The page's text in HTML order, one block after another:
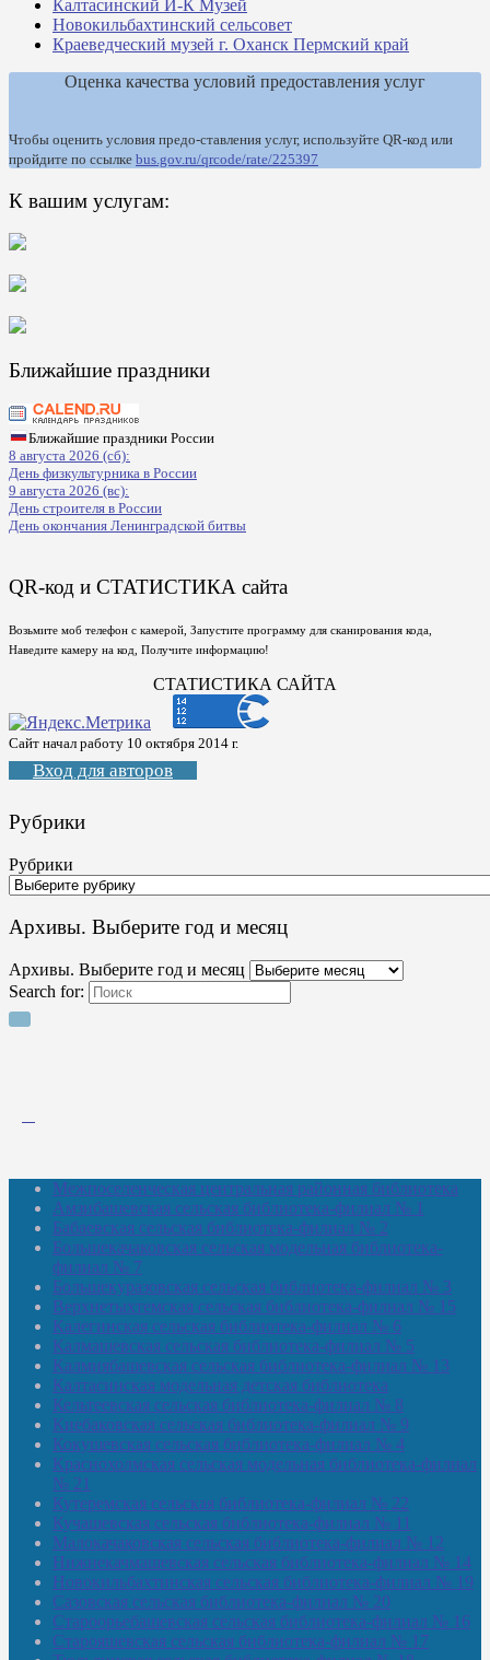
Калтасинский И-К Музей
Новокильбахтинский сельсовет
Краеведческий музей г. Оханск Пермский край
Оценка качества условий предоставления услуг
Чтобы оценить условия предо-ставления услуг, используйте QR-код или
пройдите по ссылке bus.gov.ru/qrcode/rate/225397
К вашим услугам:
Ближайшие праздники
Ближайшие праздники России
8 августа 2026 (сб):
День физкультурника в России
9 августа 2026 (вс):
День строителя в России
День окончания Ленинградской битвы
QR-код и СТАТИСТИКА сайта
Возьмите моб телефон с камерой, Запустите программу для сканирования кода,
Наведите камеру на код, Получите информацию!
СТАТИСТИКА САЙТА
Сайт начал работу 10 октября 2014 г.
Вход для авторов
Рубрики
Рубрики
Архивы. Выберите год и месяц
Архивы. Выберите год и месяц
Search for:
Межпоселенческая центральная районная библиотека
Амзибашевская сельская библиотека-филиал № 1
Бабаевская сельская библиотека-филиал № 2
Большекачаковская сельская модельная библиотека-
филиал № 7
Большекуразовская сельская библиотека-филиал № 3
Верхнетыхтемская сельская библиотека-филиал № 15
Калегинская сельская библиотека-филиал № 6
Калмашевская сельская библиотека-филиал № 5
Калмиябашевская сельская библиотека-филиал № 13
Калтасинская модельная детская библиотека
Кельтеевская сельская библиотека-филиал № 8
Киебаковская сельская библиотека-филиал № 9
Кокушевская сельская библиотека-филиал № 4
Краснохолмская сельская модельная библиотека-филиал
№ 21
Кутеремская сельская библиотека-филиал № 22
Кучашевская сельская библиотека-филиал № 11
Малокачаковская сельская библиотека-филиал № 12
Нижнекачмашевская сельская библиотека-филиал № 14
Новокильбахтинская сельская библиотека-филиал № 19
Сазовская сельская библиотека-филиал № 20
Староорьебашевская сельская библиотека-филиал № 16
Старояшевская сельская библиотека-филиал № 17